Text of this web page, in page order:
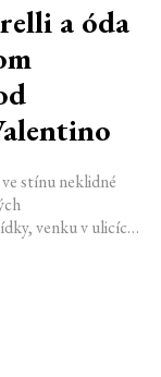
a óda
stínu neklidné
venku v ulicích
velká
Chybět
si vyzkoušel